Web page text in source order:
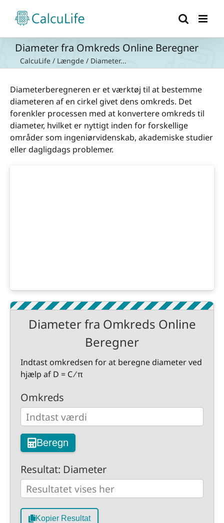
content
Diameter fra Omkreds Online Beregner
CalcuLife / Længde / Diameter...
Diameterberegneren er et værktøj til at bestemme
diameteren af en cirkel givet dens omkreds. Det
forenkler processen med at konvertere omkreds til
diameter, hvilket er nyttigt inden for forskellige
områder som ingeniørvidenskab, akademiske studier
eller dagligdags problemer.
Diameter fra Omkreds Online
Beregner
Indtast omkredsen for at beregne diameter ved
hjælp af D = C ⁄ π
Omkreds
Beregn
Resultat: Diameter
Kopier Resultat